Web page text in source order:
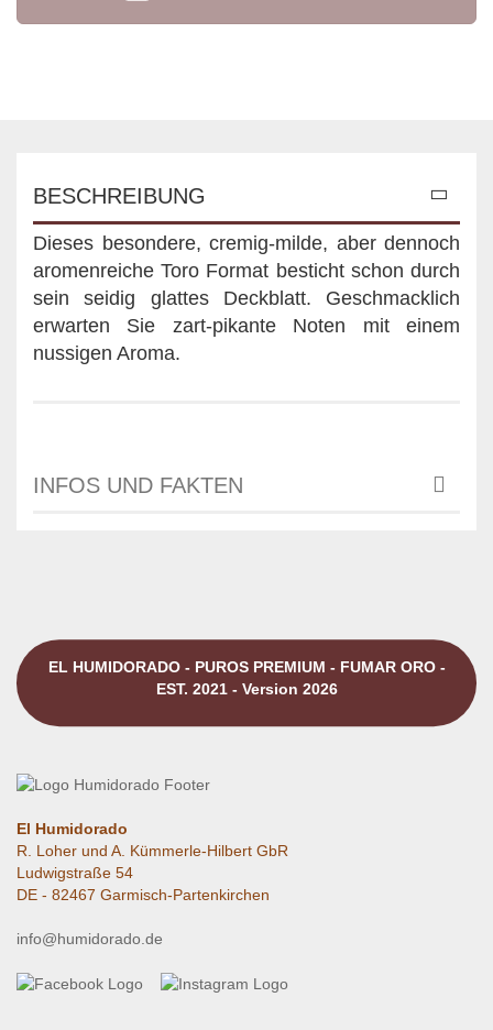
BESCHREIBUNG
Dieses besondere, cremig-milde, aber dennoch
aromenreiche Toro Format besticht schon durch
sein seidig glattes Deckblatt. Geschmacklich
erwarten Sie zart-pikante Noten mit einem
nussigen Aroma.
INFOS UND FAKTEN
EL HUMIDORADO - PUROS PREMIUM - FUMAR ORO -
EST. 2021 - Version 2026
El Humidorado
R. Loher und A. Kümmerle-Hilbert GbR
Ludwigstraße 54
DE - 82467 Garmisch-Partenkirchen
info@humidorado.de